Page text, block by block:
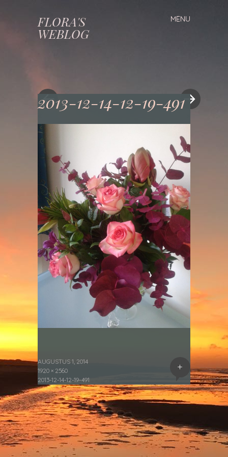
FLORA'S
WEBLOG
MENU
Spring
naar
2013-12-14-12-19-491
+
AUGUSTUS 1, 2014
1920 × 2560
2013-12-14-12-19-491